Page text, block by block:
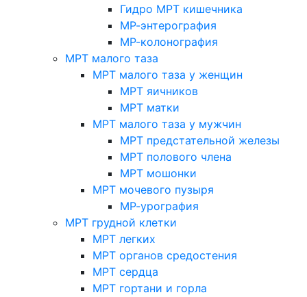
Гидро МРТ кишечника
МР-энтерография
МР-колонография
МРТ малого таза
МРТ малого таза у женщин
МРТ яичников
МРТ матки
МРТ малого таза у мужчин
МРТ предстательной железы
МРТ полового члена
МРТ мошонки
МРТ мочевого пузыря
МР-урография
МРТ грудной клетки
МРТ легких
МРТ органов средостения
МРТ сердца
МРТ гортани и горла